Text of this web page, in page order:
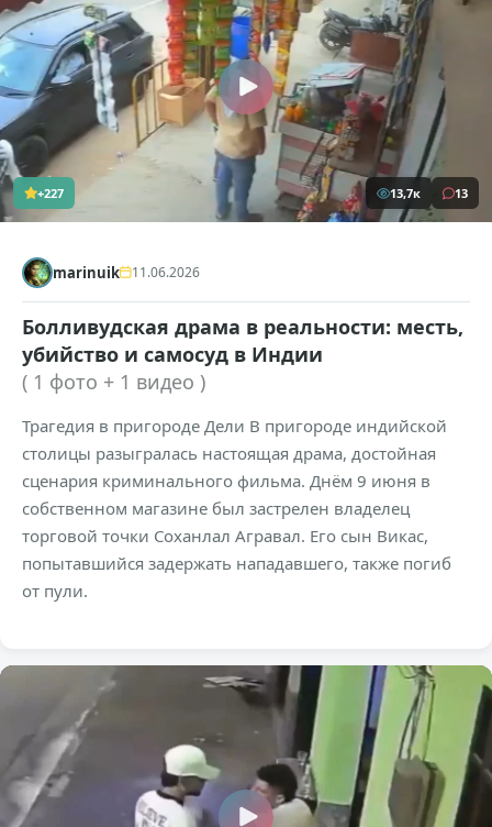
+227 13,7к 13
marinuik 11.06.2026
Болливудская драма в реальности: месть,
убийство и самосуд в Индии
( 1 фото + 1 видео )
Трагедия в пригороде Дели В пригороде индийской
столицы разыгралась настоящая драма, достойная
сценария криминального фильма. Днём 9 июня в
собственном магазине был застрелен владелец
торговой точки Соханлал Агравал. Его сын Викас,
попытавшийся задержать нападавшего, также погиб
от пули.